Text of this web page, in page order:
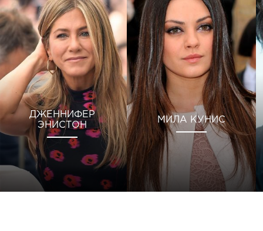
ДЖЕННИФЕР
ЭНИСТОН
МИЛА КУНИС